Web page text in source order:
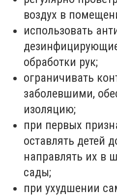
воздух в
использовать
обработки рук;
ограничивать
заболевшими,
изоляцию;
при первых
оставлять детей
направлять их в
сады;
при ухудшении